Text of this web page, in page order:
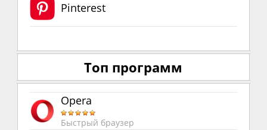
Pinterest
Топ программ
Opera
Быстрый браузер